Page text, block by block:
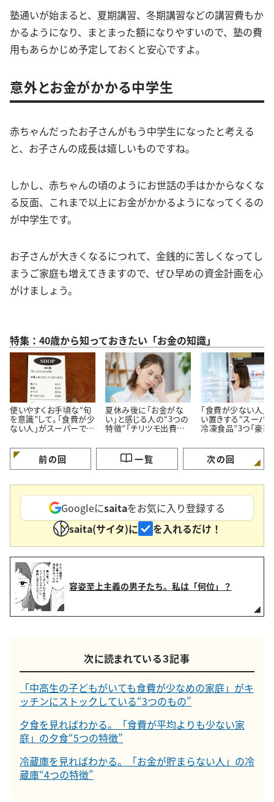
塾通いが始まると、夏期講習、冬期講習などの講習費もか
かるようになり、まとまった額になりやすいので、塾の費
用もあらかじめ予定しておくと安心ですよ。
意外とお金がかかる中学生
赤ちゃんだったお子さんがもう中学生になったと考える
と、お子さんの成長は嬉しいものですね。
しかし、赤ちゃんの頃のようにお世話の手はかからなくな
る反面、これまで以上にお金がかかるようになってくるの
が中学生です。
お子さんが大きくなるにつれて、金銭的に苦しくなってし
まうご家庭も増えてきますので、ぜひ早めの資金計画を心
がけましょう。
特集：40歳から知っておきたい「お金の知識」
使いやすくお手頃な“旬
を意識”して。「食費が少
ない人」がスーパーでよ
夏休み後に「お金がな
い」と感じる人の“3つの
特徴”「チリツモ出費に
「食費が少ない人」
い置きする“スーパ
冷凍食品”3つ「豪華
る」
前の回 一覧 次の回
Googleにsaitaをお気に入り登録する
saita(サイタ)に
を入れるだけ！
容姿至上主義の男子たち。私は「何位」？
次に読まれている３記事
「中高生の子どもがいても食費が少なめの家庭」がキ
ッチンにストックしている“3つのもの”
夕食を見ればわかる。「食費が平均よりも少ない家
庭」の夕食“5つの特徴”
冷蔵庫を見ればわかる。「お金が貯まらない人」の冷
蔵庫“4つの特徴”